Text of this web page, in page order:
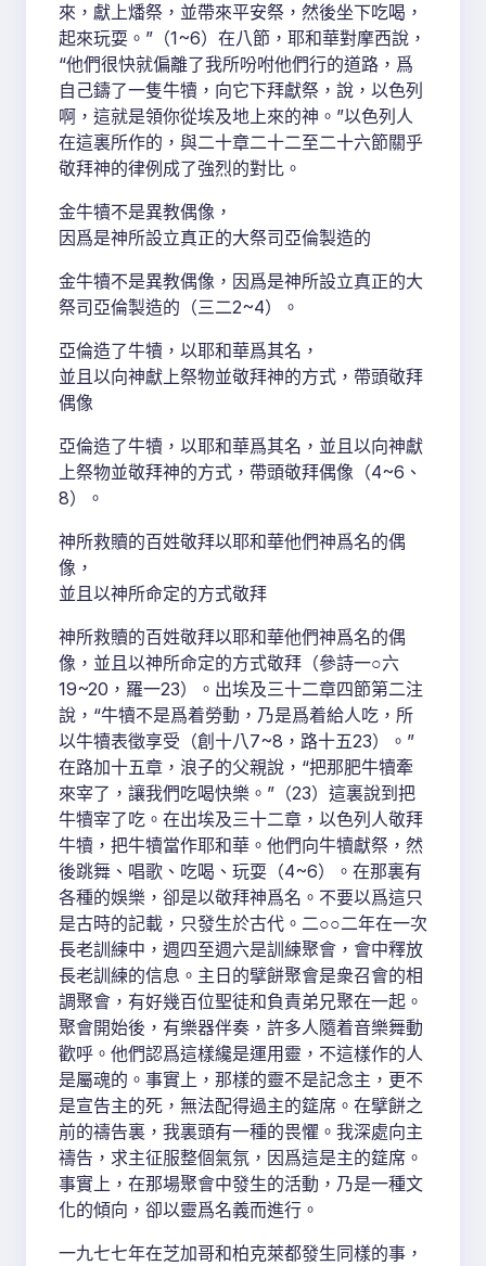
來，獻上燔祭，並帶來平安祭，然後坐下吃喝，
起來玩耍。”（1~6）在八節，耶和華對摩西說，
“他們很快就偏離了我所吩咐他們行的道路，爲
自己鑄了一隻牛犢，向它下拜獻祭，說，以色列
啊，這就是領你從埃及地上來的神。”以色列人
在這裏所作的，與二十章二十二至二十六節關乎
敬拜神的律例成了強烈的對比。
金牛犢不是異教偶像，
因爲是神所設立真正的大祭司亞倫製造的
金牛犢不是異教偶像，因爲是神所設立真正的大
祭司亞倫製造的（三二2~4）。
亞倫造了牛犢，以耶和華爲其名，
並且以向神獻上祭物並敬拜神的方式，帶頭敬拜
偶像
亞倫造了牛犢，以耶和華爲其名，並且以向神獻
上祭物並敬拜神的方式，帶頭敬拜偶像（4~6、
8）。
神所救贖的百姓敬拜以耶和華他們神爲名的偶
像，
並且以神所命定的方式敬拜
神所救贖的百姓敬拜以耶和華他們神爲名的偶
像，並且以神所命定的方式敬拜（參詩一○六
19~20，羅一23）。出埃及三十二章四節第二注
說，“牛犢不是爲着勞動，乃是爲着給人吃，所
以牛犢表徵享受（創十八7~8，路十五23）。”
在路加十五章，浪子的父親說，“把那肥牛犢牽
來宰了，讓我們吃喝快樂。”（23）這裏說到把
牛犢宰了吃。在出埃及三十二章，以色列人敬拜
牛犢，把牛犢當作耶和華。他們向牛犢獻祭，然
後跳舞、唱歌、吃喝、玩耍（4~6）。在那裏有
各種的娛樂，卻是以敬拜神爲名。不要以爲這只
是古時的記載，只發生於古代。二○○二年在一次
長老訓練中，週四至週六是訓練聚會，會中釋放
長老訓練的信息。主日的擘餅聚會是衆召會的相
調聚會，有好幾百位聖徒和負責弟兄聚在一起。
聚會開始後，有樂器伴奏，許多人隨着音樂舞動
歡呼。他們認爲這樣纔是運用靈，不這樣作的人
是屬魂的。事實上，那樣的靈不是記念主，更不
是宣告主的死，無法配得過主的筵席。在擘餅之
前的禱告裏，我裏頭有一種的畏懼。我深處向主
禱告，求主征服整個氣氛，因爲這是主的筵席。
事實上，在那場聚會中發生的活動，乃是一種文
化的傾向，卻以靈爲名義而進行。
一九七七年在芝加哥和柏克萊都發生同樣的事，